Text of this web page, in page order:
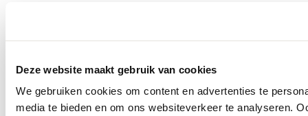
Deze website maakt gebruik van cookies
We gebruiken cookies om content en advertenties te
media te bieden en om ons websiteverkeer te analyseren.